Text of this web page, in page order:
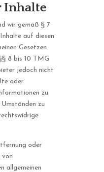
Inhalte
wir gemäß § 7
auf diesen
Gesetzen
8 bis 10 TMG
jedoch nicht
oder
zu
zu
oder
von
allgemeinen